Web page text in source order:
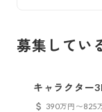
募集してい
キャラクター
ィスト（経験
390万円〜825